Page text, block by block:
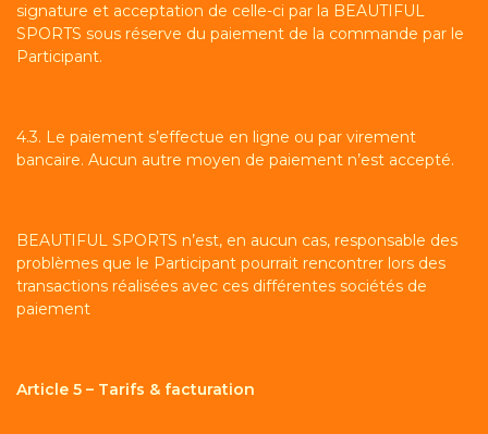
signature et acceptation de celle-ci par la BEAUTIFUL
SPORTS sous réserve du paiement de la commande par le
Participant.
4.3. Le paiement s’effectue en ligne ou par virement
bancaire. Aucun autre moyen de paiement n’est accepté.
BEAUTIFUL SPORTS n’est, en aucun cas, responsable des
problèmes que le Participant pourrait rencontrer lors des
transactions réalisées avec ces différentes sociétés de
paiement
Article 5 – Tarifs & facturation